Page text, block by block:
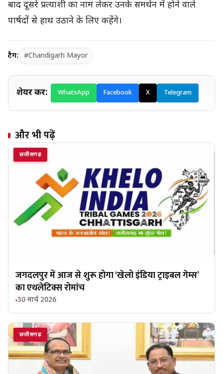
बाद दूसरे प्रत्याशी का नाम लेकर उनके समर्थन में होने वाले
पार्षदों से हाथ उठाने के लिए कहेंगे।
टैग: #Chandigarh Mayor
शेयर करें: WhatsApp Facebook X Telegram
और भी पढ़ें
छत्तीसगढ़
जगदलपुर में आज से शुरू होगा ‘खेलो इंडिया ट्राइबल गेम्स’
का एथलेटिक्स रोमांच
30 मार्च 2026
छत्तीसगढ़